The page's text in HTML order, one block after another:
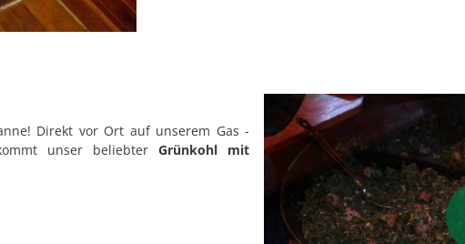
! Direkt vor Ort auf unserem Gas -
unser beliebterGrünkohl mit